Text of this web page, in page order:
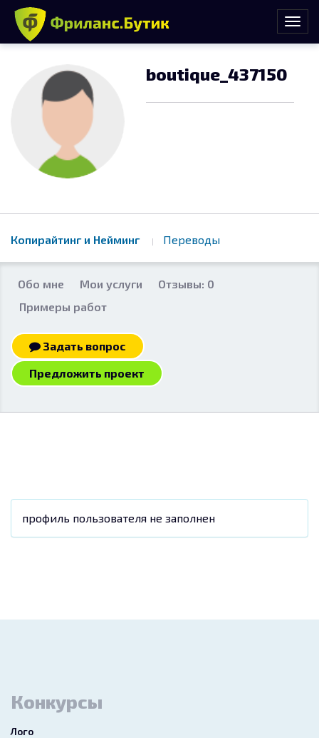
boutique_437150
Копирайтинг и Нейминг Переводы
Обо мне Мои услуги
Отзывы: 0
Примеры работ
Задать вопрос
Предложить проект
профиль пользователя не заполнен
Конкурсы
Лого